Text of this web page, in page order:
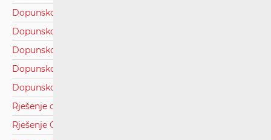
Dopunsko rješenje Općina Klinča Sela.pdf
Dopunsko rješenje Općina Podgora.pdf
Dopunsko rješenje Općina Rugvica.pdf
Dopunsko rješenje Općina Satnica Đakovačka.pdf
Dopunsko rješenje Općina Sibinj.pdf
Rješenje o obustavi postupka za Općinu Žakanje.pdf
Rješenje Općina Davor.pdf